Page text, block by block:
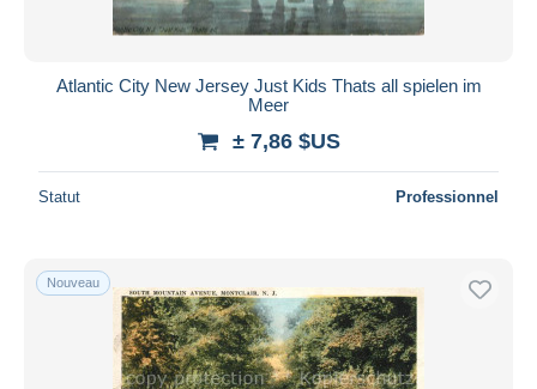
Atlantic City New Jersey Just Kids Thats all spielen im
Meer
± 7,86 $US
Statut Professionnel
Nouveau